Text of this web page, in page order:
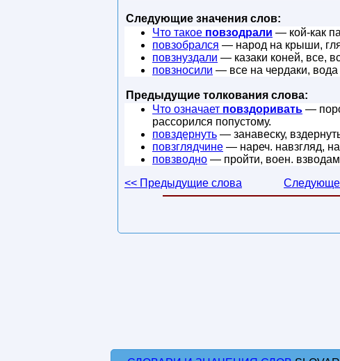
Следующие значения слов:
Что такое повзодрали — кой-как
повзобрался — народ на крыши,
повзнуздали — казаки коней, все,
повзносили — все на чердаки,
Предыдущие толкования слова:
Что означает повздоривать —
рассорился попустому.
повздернуть — занавеску,
повзглядчине — нареч. навзгляд,
повзводно — пройти, воен.
<< Предыдущие слова